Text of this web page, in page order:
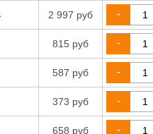
2 997 руб -
815 руб -
587 руб -
373 руб -
658 руб -